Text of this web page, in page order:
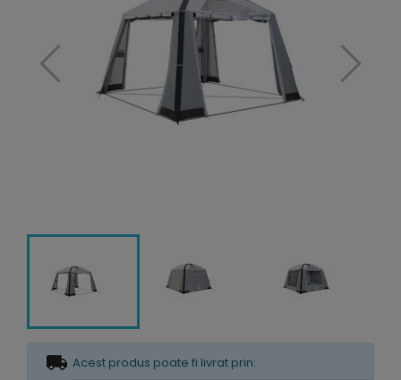
Acest produs poate fi livrat prin: